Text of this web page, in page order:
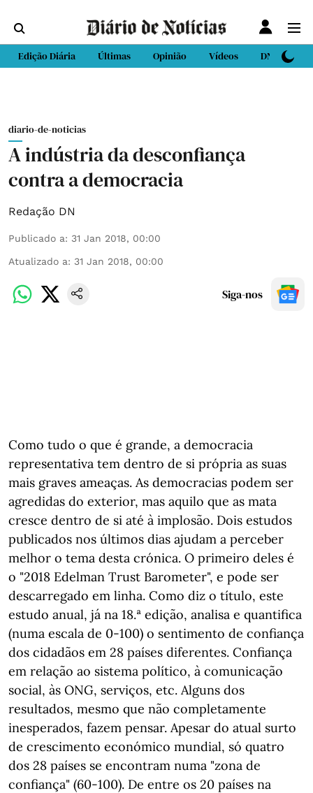
Edição Diária Últimas Opinião Vídeos DN Sport
diario-de-noticias
A indústria da desconfiança
contra a democracia
Redação DN
Publicado a: 31 Jan 2018, 00:00
Atualizado a: 31 Jan 2018, 00:00
Siga-nos
Como tudo o que é grande, a democracia
representativa tem dentro de si própria as suas
mais graves ameaças. As democracias podem ser
agredidas do exterior, mas aquilo que as mata
cresce dentro de si até à implosão. Dois estudos
publicados nos últimos dias ajudam a perceber
melhor o tema desta crónica. O primeiro deles é
o "2018 Edelman Trust Barometer", e pode ser
descarregado em linha. Como diz o título, este
estudo anual, já na 18.ª edição, analisa e quantifica
(numa escala de 0-100) o sentimento de confiança
dos cidadãos em 28 países diferentes. Confiança
em relação ao sistema político, à comunicação
social, às ONG, serviços, etc. Alguns dos
resultados, mesmo que não completamente
inesperados, fazem pensar. Apesar do atual surto
de crescimento económico mundial, só quatro
dos 28 países se encontram numa "zona de
confiança" (60-100). De entre os 20 países na